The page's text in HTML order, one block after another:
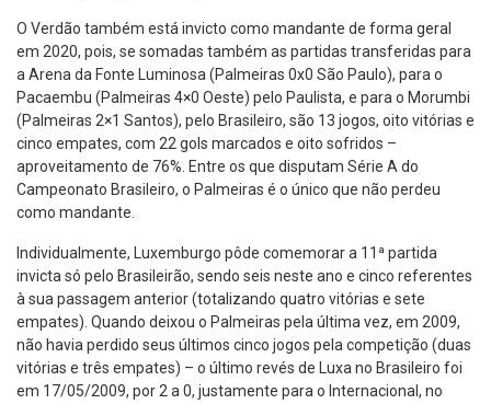
O Verdão também está invicto como mandante de forma geral
em 2020, pois, se somadas também as partidas transferidas para
a Arena da Fonte Luminosa (Palmeiras 0x0 São Paulo), para o
Pacaembu (Palmeiras 4×0 Oeste) pelo Paulista, e para o Morumbi
(Palmeiras 2×1 Santos), pelo Brasileiro, são 13 jogos, oito vitórias e
cinco empates, com 22 gols marcados e oito sofridos –
aproveitamento de 76%. Entre os que disputam Série A do
Campeonato Brasileiro, o Palmeiras é o único que não perdeu
como mandante.
Individualmente, Luxemburgo pôde comemorar a 11ª partida
invicta só pelo Brasileirão, sendo seis neste ano e cinco referentes
à sua passagem anterior (totalizando quatro vitórias e sete
empates). Quando deixou o Palmeiras pela última vez, em 2009,
não havia perdido seus últimos cinco jogos pela competição (duas
vitórias e três empates) – o último revés de Luxa no Brasileiro foi
em 17/05/2009, por 2 a 0, justamente para o Internacional, no